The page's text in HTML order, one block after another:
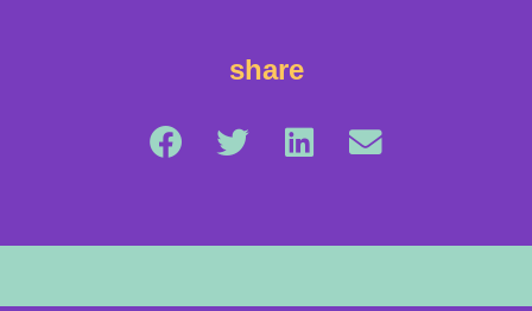
share